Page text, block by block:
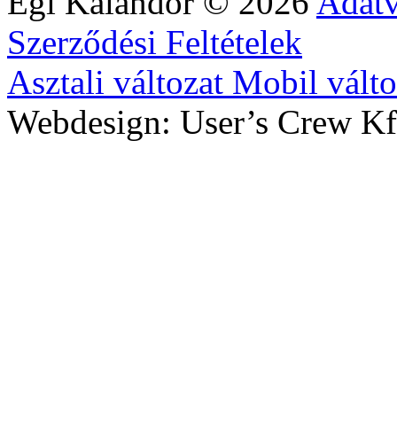
Szerződési Feltételek
Asztali változat Mobil
Webdesign: User’s Crew